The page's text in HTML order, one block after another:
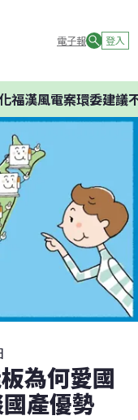
電子報 登入
電案環委建議不應開
為何愛國
產優勢